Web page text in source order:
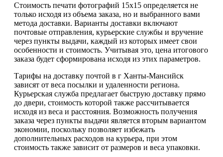
Стоимость печати фотографий 15х15 определяется не
только исходя из объема заказа, но и выбранного вами
метода доставки. Варианты доставки включают
почтовые отправления, курьерские службы и вручение
через пункты выдачи, каждый из которых имеет свои
особенности и стоимость. Учитывая это, цена итогового
заказа будет сформирована исходя из этих параметров.
Тарифы на доставку почтой в г Ханты-Мансийск
зависят от веса посылки и удаленности региона.
Курьерская служба предлагает быструю доставку прямо
до двери, стоимость которой также рассчитывается
исходя из веса и расстояния. Возможность получения
заказа через пункты выдачи является вторым вариантом
экономии, поскольку позволяет избежать
дополнительных расходов на курьера, при этом
стоимость также зависит от размеров и веса упаковки.